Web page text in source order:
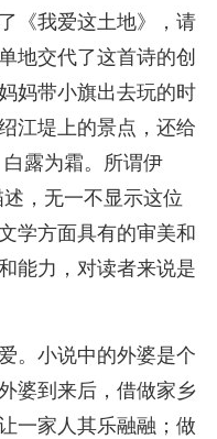
《我爱这土地》，请
地交代了这首诗的创
妈带小旗出去玩的时
江堤上的景点，还给
露为霜。所谓伊
，无一不显示这位
学方面具有的审美和
能力，对读者来说是
。小说中的外婆是个
婆到来后，借做家乡
一家人其乐融融；做